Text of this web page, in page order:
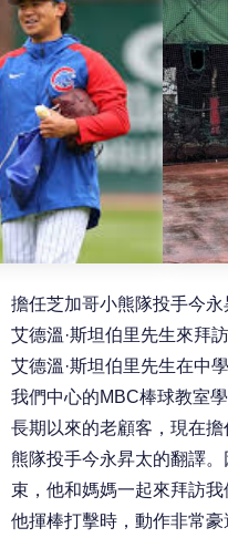
擔任芝加哥小熊隊投手今永
艾德溫·斯坦伯里先生來拜
艾德溫·斯坦伯里先生在中
我們中心的MBC棒球教室
長期以來的老顧客，現在
熊隊投手今永昇太的翻譯
束，他和媽媽一起來拜訪我
他揮棒打擊時，動作非常豪